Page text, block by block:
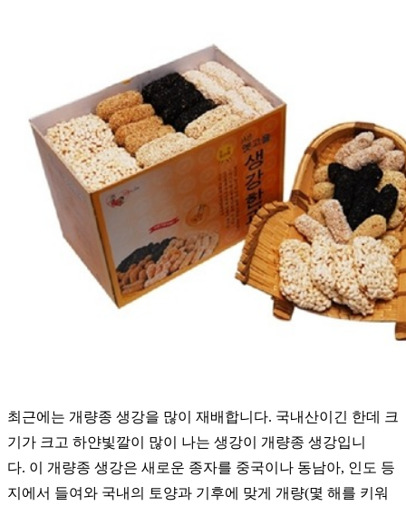
최근에는 개량종 생강을 많이 재배합니다. 국내산이긴 한데 크
기가 크고 하얀빛깔이 많이 나는 생강이 개량종 생강입니
다. 이 개량종 생강은 새로운 종자를 중국이나 동남아, 인도 등
지에서 들여와 국내의 토양과 기후에 맞게 개량(몇 해를 키워